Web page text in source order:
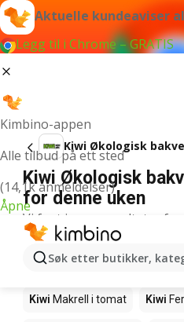
Aktuelle kundeaviser
Legg til i Chrome – GRATIS
Kimbino-appen
Alle tilbud på ett sted
(14,1k anmeldelser)
Åpne
Søk etter butikker,
Kiwi Økologisk
Kiwi Økologisk
for denne uken
Vi fant ingen resultater for
Andre produkter i
Kiwi
Kiwi Makrell i tomat Kiwi